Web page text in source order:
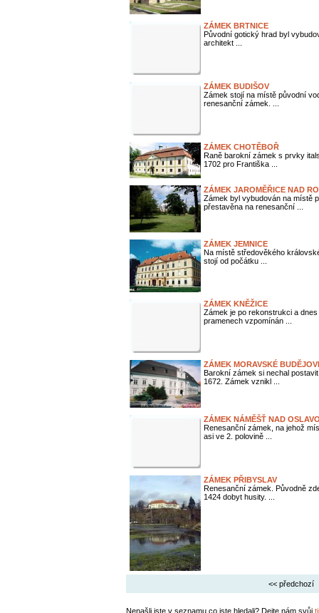
ZÁMEK BRTNICE
Původní gotický hrad byl
architekt ...
ZÁMEK BUDIŠOV
Zámek stojí na místě původní
renesanční zámek. ...
ZÁMEK CHOTĚBOŘ
Raně barokní zámek s prvky
1702 pro Františka ...
ZÁMEK JAROMĚŘICE NAD
Zámek byl vybudován na místě
přestavěna na renesanční ...
ZÁMEK JEMNICE
Na místě středověkého
stojí od počátku ...
ZÁMEK KNĚŽICE
Zámek je po rekonstrukci a
pramenech vzpomínán ...
ZÁMEK MORAVSKÉ
Barokní zámek si nechal
1672. Zámek vznikl ...
ZÁMEK NÁMĚŠŤ NAD
Renesanční zámek, na jehož
asi ve 2. polovině ...
ZÁMEK PŘIBYSLAV
Renesanční zámek. Původně
1424 dobyt husity. ...
<< předchozí
Nenašli jste v seznamu co jste hledali? Dejte nám svůj